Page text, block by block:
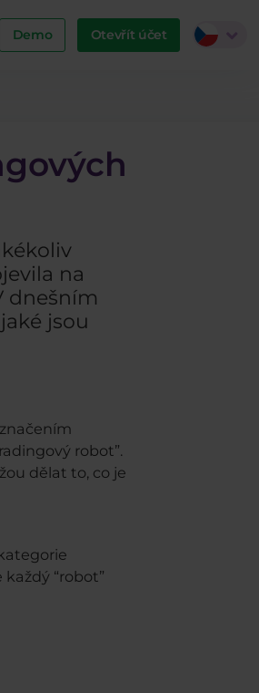
Demo Otevřít účet
na
dnešním
jsou
robot”.
dělat to, co je
“robot”